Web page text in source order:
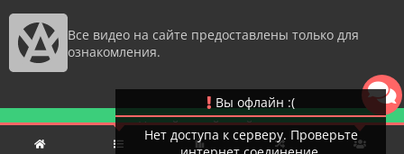
Все видео на сайте предоставлены только для
ознакомления.
Новый дизайн сайта
Вы офлайн :(
Нет доступа к серверу. Проверьте